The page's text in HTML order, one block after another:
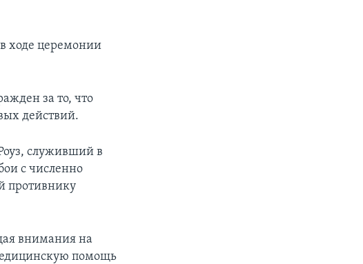
ходе церемонии
за то, что
действий.
служивший в
с численно
противнику
внимания на
помощь